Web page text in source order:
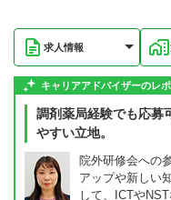
求人情報
キャリアアドバイザーのレ
調剤薬局経験でも応募
やすい立地。
院外研修会への
アップや新しい
して、ICTや